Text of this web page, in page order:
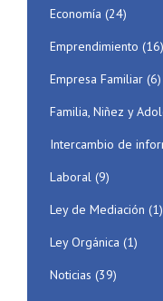
Economía (24)
Emprendimiento (16)
Empresa Familiar (6)
Familia, Niñez y
Intercambio de
Laboral (9)
Ley de Mediación (1)
Ley Orgánica (1)
Noticias (39)